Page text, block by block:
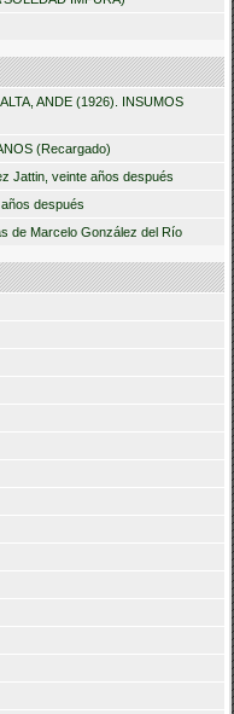
ANDE (1926). INSUMOS
(Recargado)
Jattin, veinte años después
después
de Marcelo González del Río